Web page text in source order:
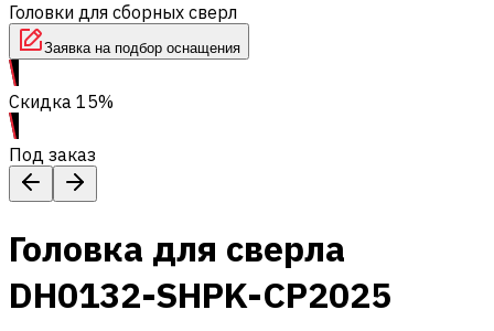
Головки для сборных сверл
Заявка на подбор оснащения
Скидка 15%
Под заказ
Головка для сверла
DH0132-SHPK-CP2025